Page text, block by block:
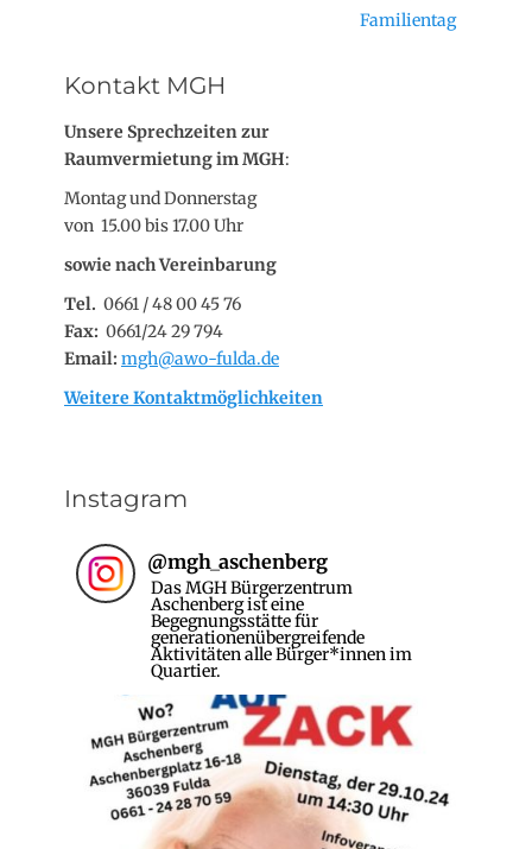
Familientag
Kontakt MGH
Unsere Sprechzeiten zur
Raumvermietung im MGH:
Montag und Donnerstag
von 15.00 bis 17.00 Uhr
sowie nach Vereinbarung
Tel. 0661 / 48 00 45 76
Fax: 0661/24 29 794
Email: mgh@awo-fulda.de
Weitere Kontaktmöglichkeiten
Instagram
@mgh_aschenberg
Das MGH Bürgerzentrum
Aschenberg ist eine
Begegnungsstätte für
generationenübergreifende
Aktivitäten alle Bürger*innen im
Quartier.